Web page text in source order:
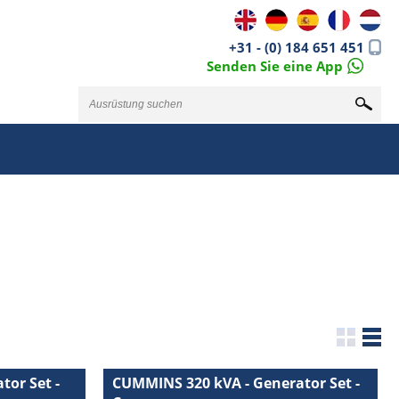
+31 - (0) 184 651 451
Senden Sie eine App
Set -
CUMMINS 320 kVA - Generator Set -